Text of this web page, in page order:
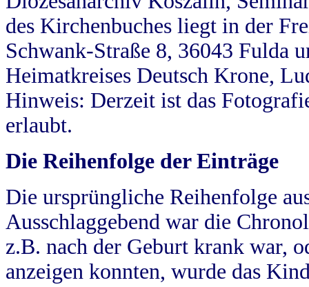
des Kirchenbuches liegt in der
Schwank-Straße 8, 36043 Fulda
Heimatkreises Deutsch Krone,
Hinweis: Derzeit ist das
erlaubt.
Die Reihenfolge der Einträge
Die ursprüngliche Reihenfolge
Ausschlaggebend war die
z.B. nach der Geburt krank war,
anzeigen konnten, wurde das